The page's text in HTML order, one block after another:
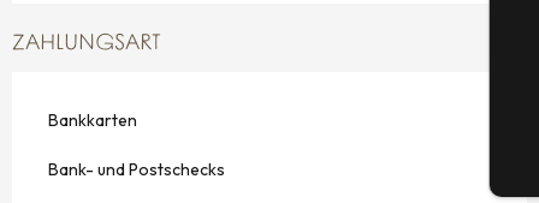
ZAHLUNGSART
Bankkarten
Bank- und Postschecks